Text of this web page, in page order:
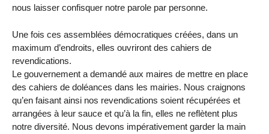
nous laisser confisquer notre parole par personne.
Une fois ces assemblées démocratiques créées, dans un
maximum d’endroits, elles ouvriront des cahiers de
revendications.
Le gouvernement a demandé aux maires de mettre en place
des cahiers de doléances dans les mairies. Nous craignons
qu’en faisant ainsi nos revendications soient récupérées et
arrangées à leur sauce et qu’à la fin, elles ne reflètent plus
notre diversité. Nous devons impérativement garder la main